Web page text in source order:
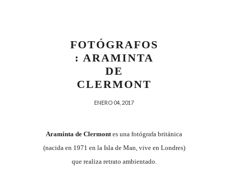
FOTÓGRAFOS
: ARAMINTA
DE
CLERMONT
ENERO 04, 2017
Araminta de Clermont es una fotógrafa británica
(nacida en 1971 en la Isla de Man, vive en Londres)
que realiza retrato ambientado.